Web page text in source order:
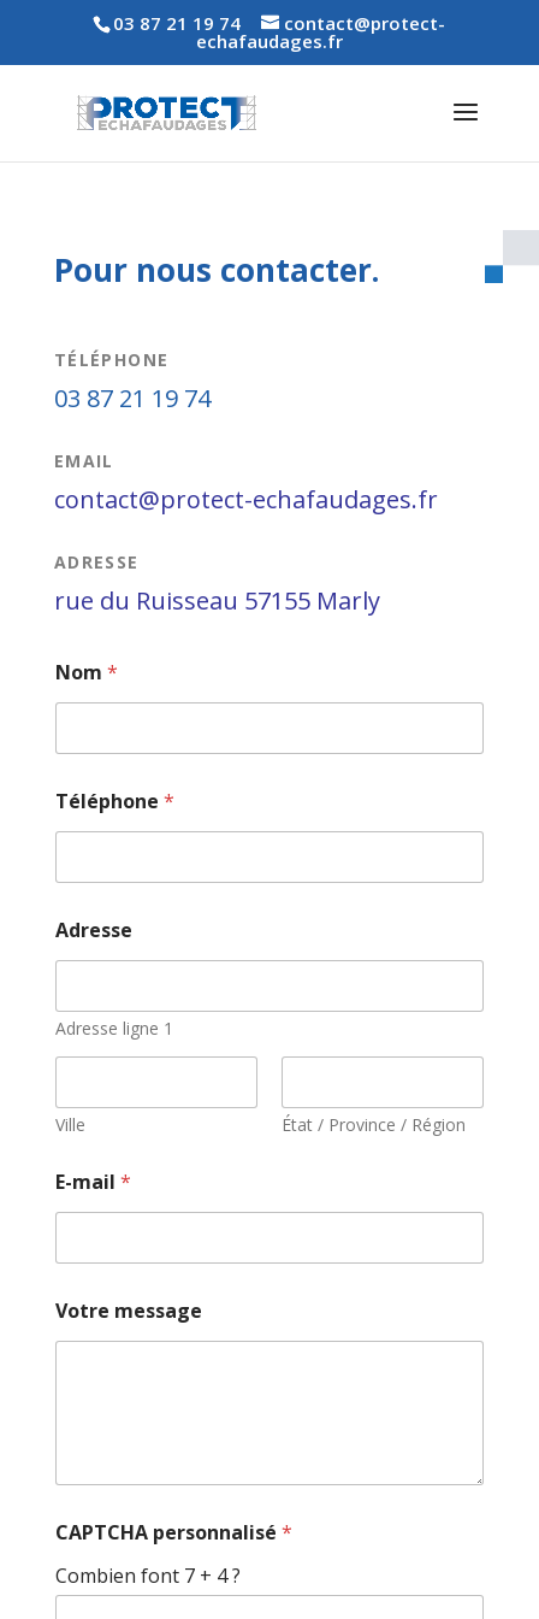
03 87 21 19 74 contact@protect-
echafaudages.fr
Pour nous contacter.
TÉLÉPHONE
03 87 21 19 74
EMAIL
contact@protect-echafaudages.fr
ADRESSE
rue du Ruisseau 57155 Marly
V
o
r
E
-
m
i
Nom *
Téléphone *
Adresse
Adresse ligne 1
Ville État / Province / Région
E-mail *
Votre message
CAPTCHA personnalisé *
Combien font 7 + 4 ?